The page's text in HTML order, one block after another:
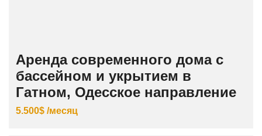
Аренда современного дома с
бассейном и укрытием в
Гатном, Одесское направление
5.500$ /месяц